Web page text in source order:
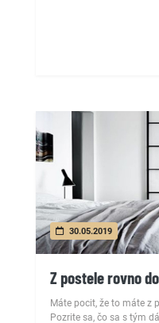
30.05.2019
Z postele rovno
Máte pocit, že to máte z
Pozrite sa, čo sa s tým dá